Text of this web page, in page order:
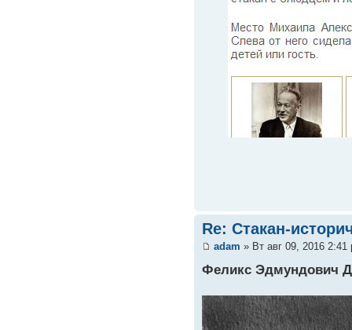
Re: Стакан-
adam » Вт авг 09, 2016 2:41
Феликс Эдмундович